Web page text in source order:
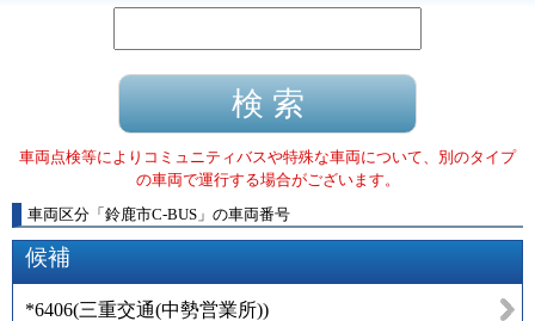
車両点検等によりコミュニティバスや特殊な車両について、別のタイプ
の車両で運行する場合がございます。
車両区分 「 鈴鹿市C-BUS 」 の車両番号
候補
*6406(三重交通(中勢営業所))